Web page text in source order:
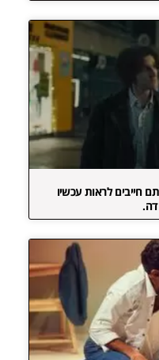
חייבים לראות עכשיו